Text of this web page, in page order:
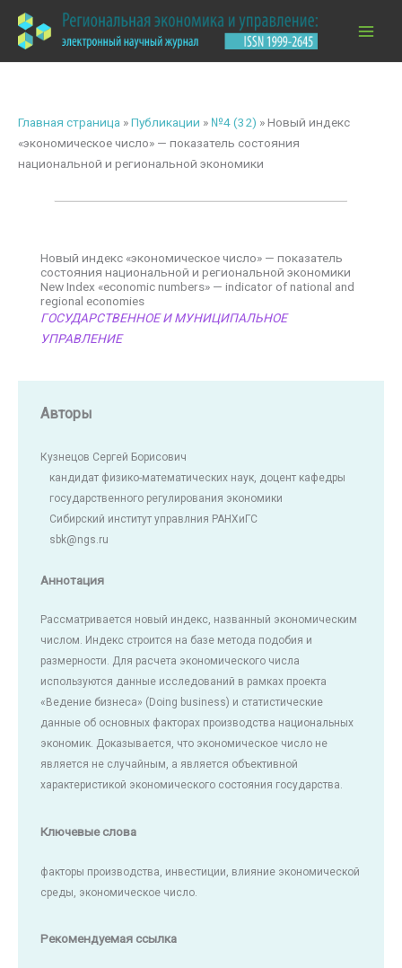
содержимому
Главная страница »Публикации » №4 (32) »Новый индекс
«экономическое число» — показатель состояния
национальной и региональной экономики
Новый индекс «экономическое число» — показатель
состояния национальной и региональной экономики
New Index «economic numbers» — indicator of national and
regional economies
ГОСУДАРСТВЕННОЕ И МУНИЦИПАЛЬНОЕ
УПРАВЛЕНИЕ
Авторы
Кузнецов Сергей Борисович
кандидат физико-математических наук, доцент кафедры
государственного регулирования экономики
Сибирский институт управлния РАНХиГС
sbk@ngs.ru
Аннотация
Рассматривается новый индекс, названный экономическим
числом. Индекс строится на базе метода подобия и
размерности. Для расчета экономического числа
используются данные исследований в рамках проекта
«Ведение бизнеса» (Doing business) и статистические
данные об основных факторах производства национальных
экономик. Доказывается, что экономическое число не
является не случайным, а является объективной
характеристикой экономического состояния государства.
Ключевые слова
факторы производства, инвестиции, влияние экономической
среды, экономическое число.
Рекомендуемая ссылка